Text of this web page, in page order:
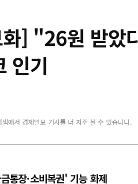
화] "26원 받
인기
에서 경제일보 기사를 더 자주 볼 수 있습니다.
통장·소비복권' 기능 화제